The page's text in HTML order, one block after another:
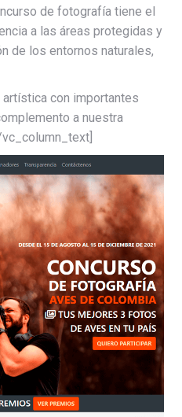
de fotografía tiene el
a las áreas protegidas y
de los entornos naturales,
con importantes
a nuestra